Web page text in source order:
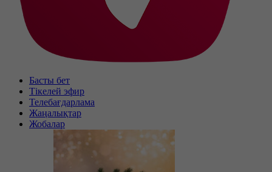
Басты бет
Тікелей эфир
Телебағдарлама
Жаңалықтар
Жобалар